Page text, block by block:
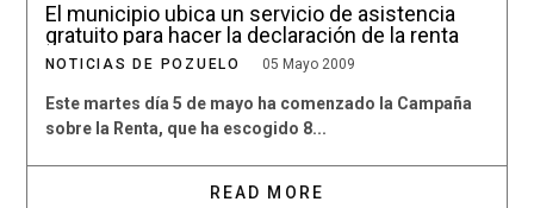
El municipio ubica un servicio de asistencia
gratuito para hacer la declaración de la renta
NOTICIAS DE POZUELO 05 Mayo 2009
Este martes día 5 de mayo ha comenzado la Campaña
sobre la Renta, que ha escogido 8...
READ MORE